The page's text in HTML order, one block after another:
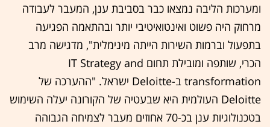
ומערכות הליבה נמצאו כבר בסביבת ענן, המעבר לעבודה
מרחוק היה פשוט ואינטואיטיבי יותר ובהתאמה הפגיעה
בתפעול וברמות השירות הייתה מינימלית", מדגישה מרב
הכרי, שותפה ומובילת תחום IT Strategy and
transformation ב-Deloitte ישראל. "ההערכה של
Deloitte העולמית היא שבעטיה של הקורונה יעלה השימוש
בטכנולוגיות ענן בכ-70 אחוזים מעבר לצמיחה הגבוהה